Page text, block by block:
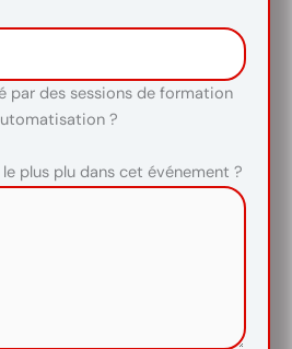
par des sessions de formation
?
plus plu dans cet événement ?